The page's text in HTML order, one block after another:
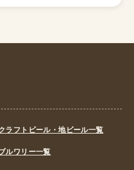
年から1933年にかけ
を始めていました。その
ってビジネスモデルが見
リフォルニア州にニューア
ク・マコーリフです。彼
して、スコットランドに
ラフトビール・地ビール一覧
ルワリー一覧